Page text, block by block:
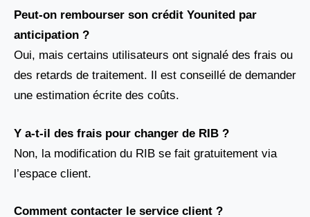
Peut-on rembourser son crédit Younited par
anticipation ?
Oui, mais certains utilisateurs ont signalé des frais ou
des retards de traitement. Il est conseillé de demander
une estimation écrite des coûts.
Y a-t-il des frais pour changer de RIB ?
Non, la modification du RIB se fait gratuitement via
l’espace client.
Comment contacter le service client ?